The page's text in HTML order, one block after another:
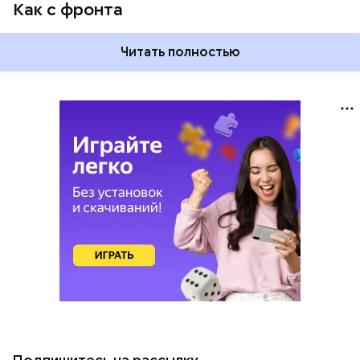
Как с фронта
Читать полностью